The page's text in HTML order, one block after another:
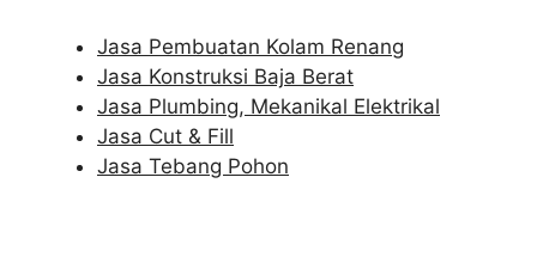
Jasa Pembuatan Kolam Renang
Jasa Konstruksi Baja Berat
Jasa Plumbing, Mekanikal Elektrikal
Jasa Cut & Fill
Jasa Tebang Pohon